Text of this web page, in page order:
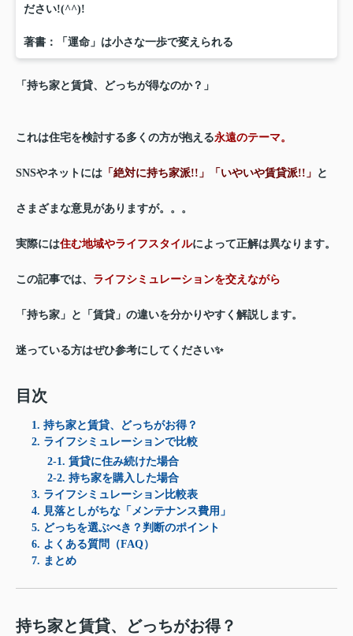
ださい!(^^)!
著書：「運命」は小さな一歩で変えられる
「持ち家と賃貸、どっちが得なのか？」
これは住宅を検討する多くの方が抱える永遠のテーマ。
SNSやネットには 「絶対に持ち家派!!」 「いやいや賃貸派!!」 と
さまざまな意見がありますが。。。
実際には住む地域やライフスタイルによって正解は異なります。
この記事では、 ライフシミュレーションを交えながら
「持ち家」と「賃貸」の違いを分かりやすく解説します。
迷っている方はぜひ参考にしてください✨
目次
1. 持ち家と賃貸、どっちがお得？
2. ライフシミュレーションで比較
2-1. 賃貸に住み続けた場合
2-2. 持ち家を購入した場合
3. ライフシミュレーション比較表
4. 見落としがちな「メンテナンス費用」
5. どっちを選ぶべき？判断のポイント
6. よくある質問（FAQ）
7. まとめ
持ち家と賃貸、どっちがお得？